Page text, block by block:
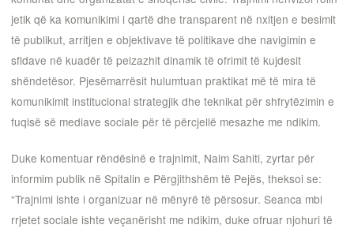
jetik që ka komunikimi i qartë dhe transparent në nxitjen e besimit
të publikut, arritjen e objektivave të politikave dhe navigimin e
sfidave në kuadër të peizazhit dinamik të ofrimit të kujdesit
shëndetësor. Pjesëmarrësit hulumtuan praktikat më të mira të
komunikimit institucional strategjik dhe teknikat për shfrytëzimin e
fuqisë së mediave sociale për të përcjellë mesazhe me ndikim.
Duke komentuar rëndësinë e trajnimit, Naim Sahiti, zyrtar për
informim publik në Spitalin e Përgjithshëm të Pejës, theksoi se:
“Trajnimi ishte i organizuar në mënyrë të përsosur. Seanca mbi
rrjetet sociale ishte veçanërisht me ndikim, duke ofruar njohuri të